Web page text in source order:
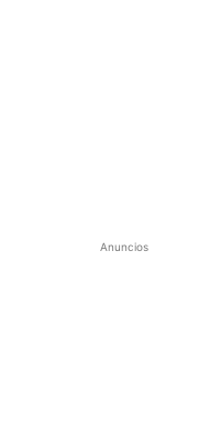
Anuncios